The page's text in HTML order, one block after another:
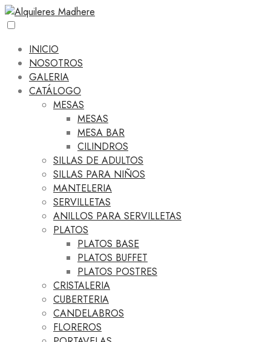
INICIO
NOSOTROS
GALERIA
CATÁLOGO
MESAS
MESAS
MESA BAR
CILINDROS
SILLAS DE ADULTOS
SILLAS PARA NIÑOS
MANTELERIA
SERVILLETAS
ANILLOS PARA SERVILLETAS
PLATOS
PLATOS BASE
PLATOS BUFFET
PLATOS POSTRES
CRISTALERIA
CUBERTERIA
CANDELABROS
FLOREROS